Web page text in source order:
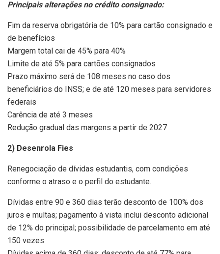
Principais alterações no crédito consignado:
Fim da reserva obrigatória de 10% para cartão consignado e
de benefícios
Margem total cai de 45% para 40%
Limite de até 5% para cartões consignados
Prazo máximo será de 108 meses no caso dos
beneficiários do INSS; e de até 120 meses para servidores
federais
Carência de até 3 meses
Redução gradual das margens a partir de 2027
2) Desenrola Fies
Renegociação de dívidas estudantis, com condições
conforme o atraso e o perfil do estudante.
Dívidas entre 90 e 360 dias terão desconto de 100% dos
juros e multas; pagamento à vista inclui desconto adicional
de 12% do principal; possibilidade de parcelamento em até
150 vezes